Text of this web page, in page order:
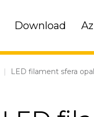
Download
| LED filament sfera